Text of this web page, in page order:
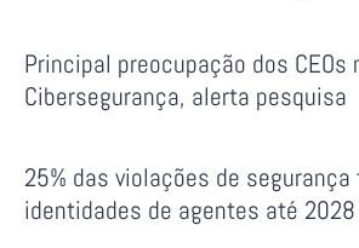
Principal preocupação dos CEOs
Cibersegurança, alerta pesquisa
25% das violações de
identidades de agentes até 2028